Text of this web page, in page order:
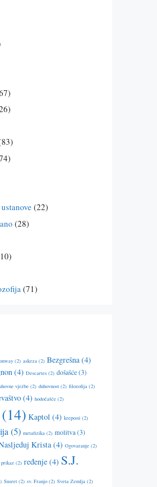
(22)
(28)
(71)
(2) askeza (2) Bezgrešna(4)
(4) Descartes (2) došašće(3)
vježbe (2) duhovnost (2) filozofija (2)
(4) hodočašće (2)
(14) Kaptol (4) kreposti (2)
(5) metafizika (2) molitva(3)
Krista(4) Ogovaranje (2)
prikaz (2) ređenje(4) S.J.
Susret (2) sv. Franjo (2) Sveta Zemlja (2)